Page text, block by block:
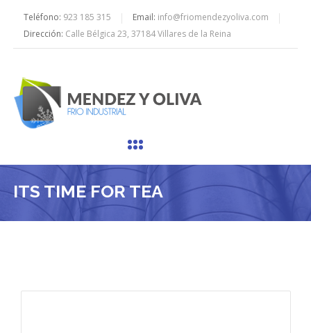
Teléfono: 923 185 315 Email: info@friomendezyoliva.com
Dirección: Calle Bélgica 23, 37184 Villares de la Reina
ITS TIME FOR TEA